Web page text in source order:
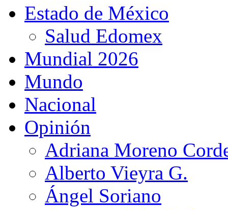
Estado de México
Salud Edomex
Mundial 2026
Mundo
Nacional
Opinión
Adriana Moreno
Alberto Vieyra G.
Ángel Soriano